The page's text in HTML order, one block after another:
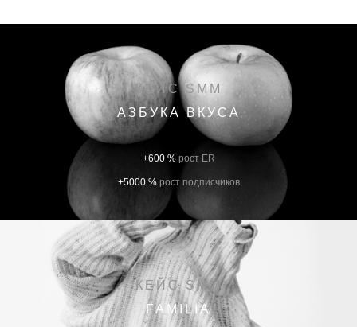
КЕЙС SMM
АЗБУКА ВКУСА
+600 % рост ER
+5000 % рост подписчиков
КЕЙС SMM
FAMILIA